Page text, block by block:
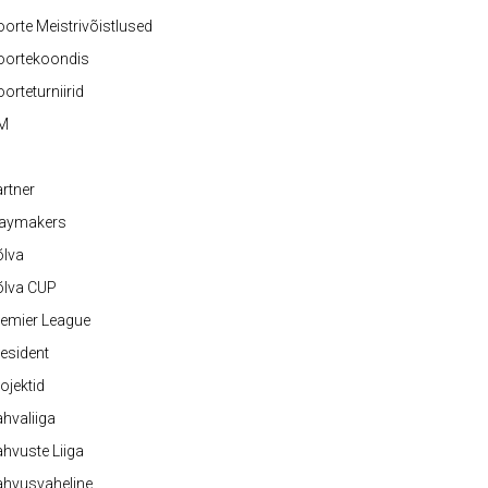
Meistrivõistlused
CUP
League
Liiga